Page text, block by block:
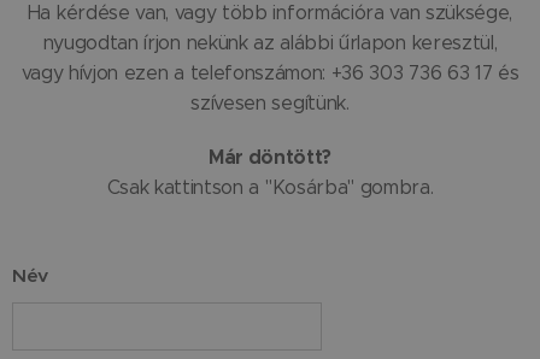
Ha kérdése van, vagy több információra van szüksége,
nyugodtan írjon nekünk az alábbi űrlapon keresztül,
vagy hívjon ezen a telefonszámon: +36 303 736 63 17 és
szívesen segítünk.
Már döntött?
Csak kattintson a "Kosárba" gombra.
Név